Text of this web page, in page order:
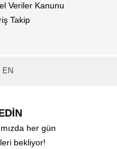
Veriler Kanunu
Takip
EN
her gün
bekliyor!